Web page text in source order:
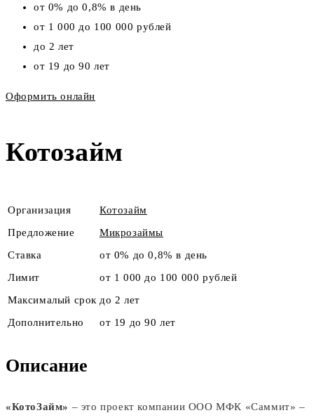
от 0% до 0,8% в день
от 1 000 до 100 000 рублей
до 2 лет
от 19 до 90 лет
Оформить онлайн
Котозайм
Организация
Котозайм
Предложение
Микрозаймы
Ставка
от 0% до 0,8% в день
Лимит
от 1 000 до 100 000 рублей
Максималый срок до 2 лет
Дополнительно
от 19 до 90 лет
Описание
«КотоЗайм» – это проект компании ООО МФК «Саммит» –